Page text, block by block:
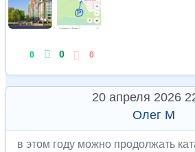
0 0 0
20 апреля 2026
Олег М
в этом году можно продолжать